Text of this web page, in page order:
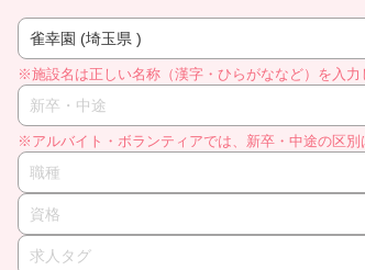
雀幸園 (埼玉県 )
※施設名は正しい名称（漢字・ひらがななど）を入力
新卒・中途
※アルバイト・ボランティアでは、新卒・中途の区別
職種
資格
求人タグ